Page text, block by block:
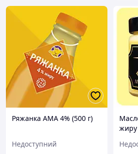
Ряжанка АМА 4% (500 г)
Недоступний